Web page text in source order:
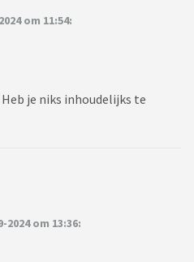
om 11:54:
je niks inhoudelijks te
om 13:36: